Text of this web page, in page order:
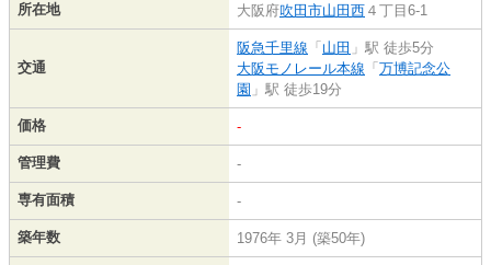
所在地 大阪府吹田市山田西 ４丁目6-1
交通
阪急千里線 「 山田 」駅 徒歩5分
大阪モノレール本線 「 万博記念公
園 」駅 徒歩19分
価格 -
管理費 -
専有面積 -
築年数 1976年 3月 (築50年)